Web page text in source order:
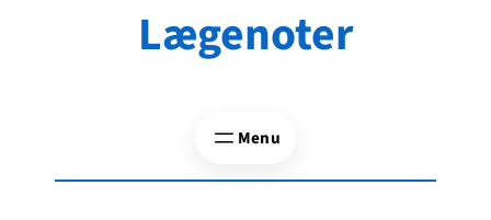
Lægenoter